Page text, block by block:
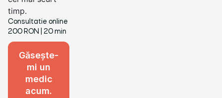
timp.
Consultatie online
200 RON
| 20 min
Găsește-
mi un
medic
acum.